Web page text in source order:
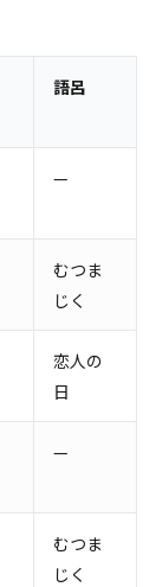
語呂
—
むつま
じく
恋人の
日
—
むつま
じく